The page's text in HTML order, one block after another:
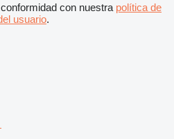
con nuestra política de
usuario.